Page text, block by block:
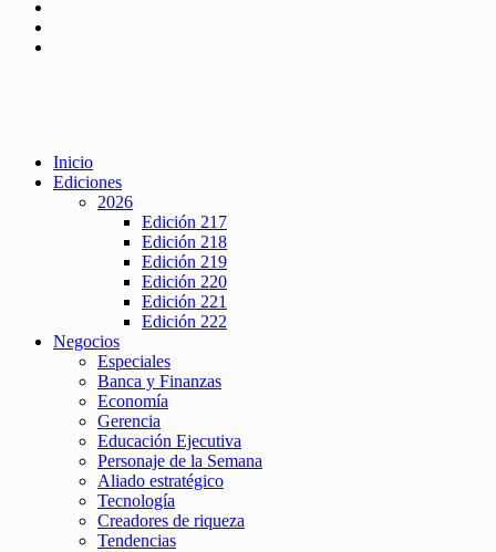
Inicio
Ediciones
2026
Edición 217
Edición 218
Edición 219
Edición 220
Edición 221
Edición 222
Negocios
Especiales
Banca y Finanzas
Economía
Gerencia
Educación Ejecutiva
Personaje de la Semana
Aliado estratégico
Tecnología
Creadores de riqueza
Tendencias